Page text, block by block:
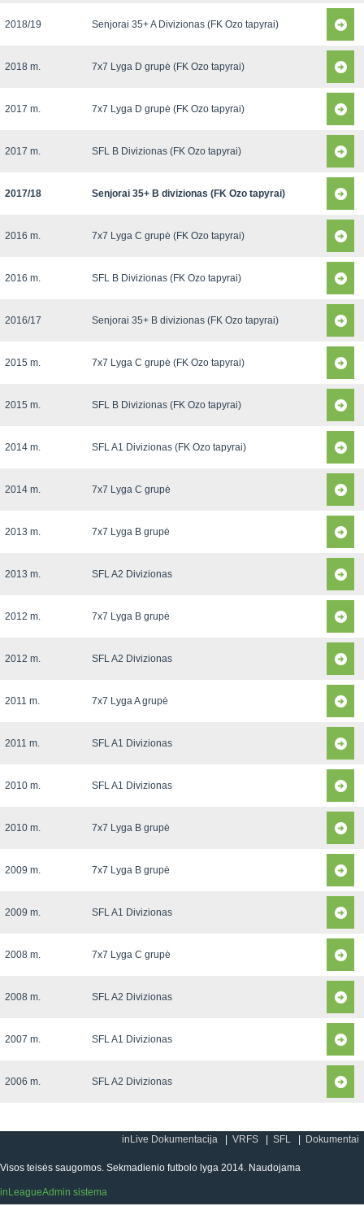
2018/19 Senjorai 35+ A Divizionas (FK Ozo tapyrai)
2018 m. 7x7 Lyga D grupė (FK Ozo tapyrai)
2017 m. 7x7 Lyga D grupė (FK Ozo tapyrai)
2017 m. SFL B Divizionas (FK Ozo tapyrai)
2017/18 Senjorai 35+ B divizionas (FK Ozo tapyrai)
2016 m. 7x7 Lyga C grupė (FK Ozo tapyrai)
2016 m. SFL B Divizionas (FK Ozo tapyrai)
2016/17 Senjorai 35+ B divizionas (FK Ozo tapyrai)
2015 m. 7x7 Lyga C grupė (FK Ozo tapyrai)
2015 m. SFL B Divizionas (FK Ozo tapyrai)
2014 m. SFL A1 Divizionas (FK Ozo tapyrai)
2014 m. 7x7 Lyga C grupė
2013 m. 7x7 Lyga B grupė
2013 m. SFL A2 Divizionas
2012 m. 7x7 Lyga B grupė
2012 m. SFL A2 Divizionas
2011 m. 7x7 Lyga A grupė
2011 m. SFL A1 Divizionas
2010 m. SFL A1 Divizionas
2010 m. 7x7 Lyga B grupė
2009 m. 7x7 Lyga B grupė
2009 m. SFL A1 Divizionas
2008 m. 7x7 Lyga C grupė
2008 m. SFL A2 Divizionas
2007 m. SFL A1 Divizionas
2006 m. SFL A2 Divizionas
inLive Dokumentacija VRFS SFL Dokumentai
Visos teisės saugomos. Sekmadienio futbolo lyga 2014. Naudojama
inLeagueAdmin sistema